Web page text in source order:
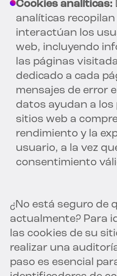
Cookies analíticas:
analíticas
interactúan los
web, incluyendo
las páginas
dedicado a cada
mensajes de error
datos ayudan a
sitios web a
rendimiento y la
usuario, a la vez
consentimiento
¿No está seguro de
actualmente? Para
las cookies de su
realizar una
paso es esencial